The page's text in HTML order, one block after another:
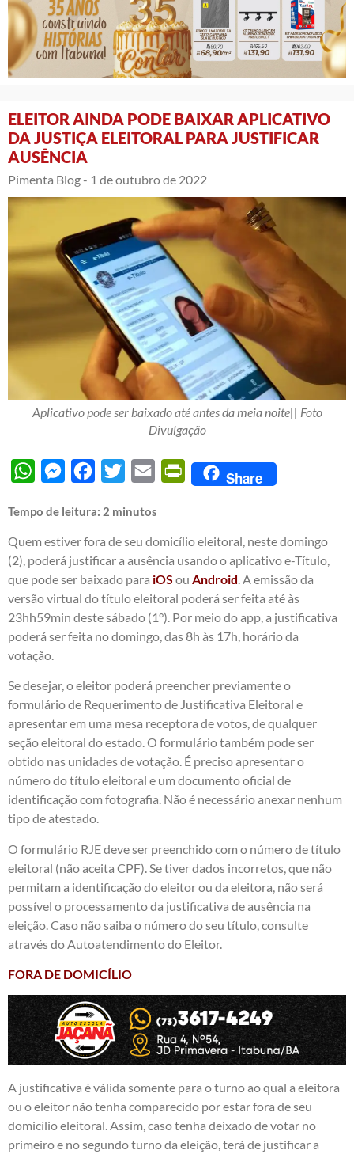
ELEITOR AINDA PODE BAIXAR APLICATIVO
DA JUSTIÇA ELEITORAL PARA JUSTIFICAR
AUSÊNCIA
Pimenta Blog - 1 de outubro de 2022
Aplicativo pode ser baixado até antes da meia noite|| Foto
Divulgação
WhatsAppMessengerFacebook
Twitter Email PrintFriendly
Share
Tempo de leitura: 2 minutos
Quem estiver fora de seu domicílio eleitoral, neste domingo
(2), poderá justificar a ausência usando o aplicativo e-Título,
que pode ser baixado para iOS ou Android. A emissão da
versão virtual do título eleitoral poderá ser feita até às
23hh59min deste sábado (1°). Por meio do app, a justificativa
poderá ser feita no domingo, das 8h às 17h, horário da
votação.
Se desejar, o eleitor poderá preencher previamente o
formulário de Requerimento de Justificativa Eleitoral e
apresentar em uma mesa receptora de votos, de qualquer
seção eleitoral do estado. O formulário também pode ser
obtido nas unidades de votação. É preciso apresentar o
número do título eleitoral e um documento oficial de
identificação com fotografia. Não é necessário anexar nenhum
tipo de atestado.
O formulário RJE deve ser preenchido com o número de título
eleitoral (não aceita CPF). Se tiver dados incorretos, que não
permitam a identificação do eleitor ou da eleitora, não será
possível o processamento da justificativa de ausência na
eleição. Caso não saiba o número do seu título, consulte
através do Autoatendimento do Eleitor.
FORA DE DOMICÍLIO
A justificativa é válida somente para o turno ao qual a eleitora
ou o eleitor não tenha comparecido por estar fora de seu
domicílio eleitoral. Assim, caso tenha deixado de votar no
primeiro e no segundo turno da eleição, terá de justificar a